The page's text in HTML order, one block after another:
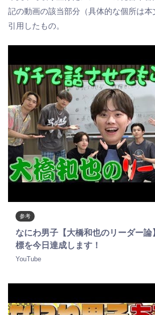
記の動画の該当部分（具体的な個所は本
引用したもの。
参考
なにわ男子【大橋和也のリーダー論
標を今日達成します！
YouTube